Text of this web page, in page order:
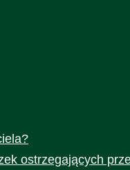
ostrzegających